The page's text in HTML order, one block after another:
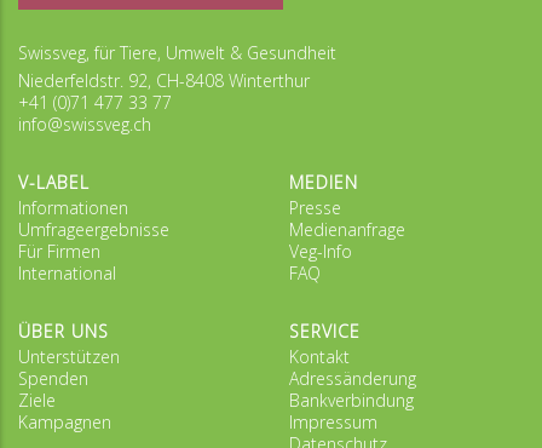
Swissveg, für Tiere, Umwelt & Gesundheit
Niederfeldstr. 92, CH-8408 Winterthur
+41 (0)71 477 33 77
info@swissveg.ch
V-LABEL
Informationen
Umfrageergebnisse
Für Firmen
International
MEDIEN
Presse
Medienanfrage
Veg-Info
FAQ
ÜBER UNS
Unterstützen
Spenden
Ziele
Kampagnen
SERVICE
Kontakt
Adressänderung
Bankverbindung
Impressum